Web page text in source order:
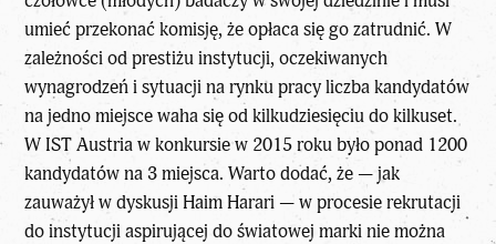
umieć przekonać komisję, że opłaca się go zatrudnić. W
zależności od prestiżu instytucji, oczekiwanych
wynagrodzeń i sytuacji na rynku pracy liczba kandydatów
na jedno miejsce waha się od kilkudziesięciu do kilkuset.
W IST Austria w konkursie w 2015 roku było ponad 1200
kandydatów na 3 miejsca. Warto dodać, że — jak
zauważył w dyskusji Haim Harari — w procesie rekrutacji
do instytucji aspirującej do światowej marki nie można